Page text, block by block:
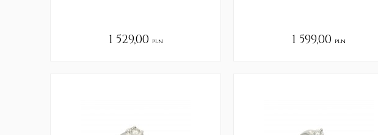
1 529,00 pln 1 599,00 pln